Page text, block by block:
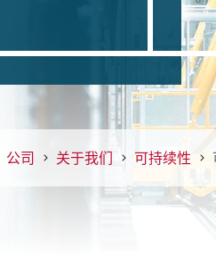
公司 关于我们 可持续性